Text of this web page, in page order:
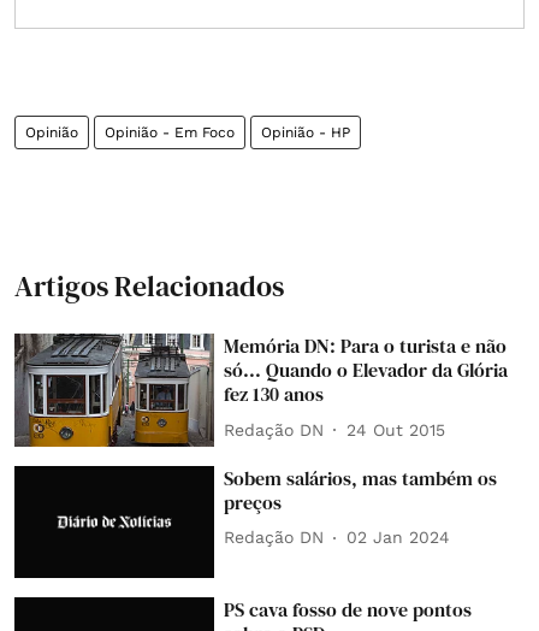
Opinião Opinião - Em Foco Opinião - HP
Artigos Relacionados
Memória DN: Para o turista e não
só... Quando o Elevador da Glória
fez 130 anos
Redação DN 24 Out 2015
Sobem salários, mas também os
preços
Redação DN 02 Jan 2024
PS cava fosso de nove pontos